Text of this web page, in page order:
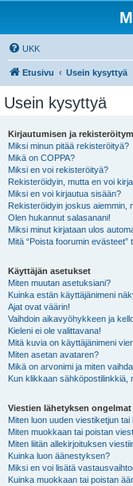
UKK
Etusivu Usein kysyttyä
Usein kysyttyä
Kirjautumisen ja
Miksi minun pitää rekisteröityä?
Mikä on COPPA?
Miksi en voi rekisteröityä?
Rekisteröidyin, mutta en voi
Miksi en voi kirjautua sisään?
Rekisteröidyin joskus aiemmin,
Olen hukannut salasanani!
Miksi minut kirjataan ulos
Mitä “Poista foorumin evästeet”
Käyttäjän asetukset
Miten muutan asetuksiani?
Kuinka estän käyttäjänimeni
Ajat ovat väärin!
Vaihdoin aikavyöhykkeen ja
Kieleni ei ole valittavana!
Mitä kuvia on käyttäjänimeni
Miten asetan avataren?
Mikä on arvonimi ja miten
Kun klikkaan sähköpostilinkkiä,
Viestien lähetyksen ongelmat
Miten luon uuden viestiketjun
Miten muokkaan tai poistan
Miten liitän allekirjoituksen
Kuinka luon äänestyksen?
Miksi en voi lisätä
Kuinka muokkaan tai poistan